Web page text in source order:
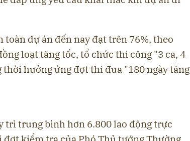
dự án đến nay đạt trên 76%, theo
loạt tăng tốc, tổ chức thi công "3 ca, 4
hưởng ứng đợt thi đua "180 ngày tăng
trì trung bình hơn 6.800 lao động trực